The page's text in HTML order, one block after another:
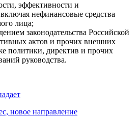
эффективности и
включая нефинансовые средства
лица;
законодательства Российской
актов и прочих внешних
политики, директив и прочих
руководства.
новое направление